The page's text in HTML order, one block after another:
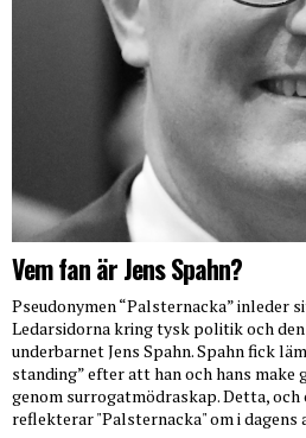
Vem fan är Jens Spahn?
Pseudonymen “Palsternacka” inleder
Ledarsidorna kring tysk politik och
underbarnet Jens Spahn. Spahn fick
standing” efter att han och hans make
genom surrogatmödraskap. Detta,
reflekterar "Palsternacka" om i dagens